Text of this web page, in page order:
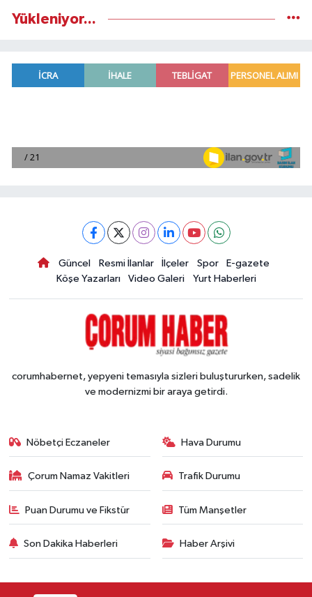
Yükleniyor...
Güncel Resmi İlanlar İlçeler Spor
E-gazete
Köşe Yazarları
Video Galeri Yurt Haberleri
corumhabernet, yepyeni temasıyla sizleri buluştururken, sadelik
ve modernizmi bir araya getirdi.
Nöbetçi Eczaneler Hava Durumu
Çorum Namaz Vakitleri Trafik Durumu
Puan Durumu ve Fikstür Tüm Manşetler
Son Dakika Haberleri Haber Arşivi